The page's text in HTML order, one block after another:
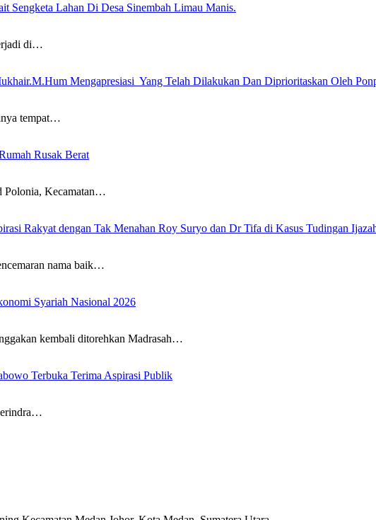
Sengketa Lahan Di Desa Sinembah Limau Manis.
di…
Mengapresiasi Yang Telah Dilakukan Dan Diprioritaskan Oleh
tempat…
Rusak Berat
Polonia, Kecamatan…
Rakyat dengan Tak Menahan Roy Suryo dan Dr Tifa di Kasus Tudingan
nama baik…
Syariah Nasional 2026
kembali ditorehkan Madrasah…
Terbuka Terima Aspirasi Publik